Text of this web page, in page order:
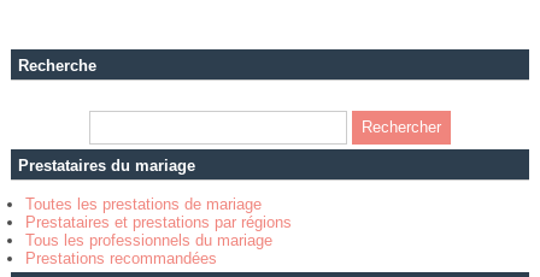
Recherche
Prestataires du mariage
Toutes les prestations de mariage
Prestataires et prestations par régions
Tous les professionnels du mariage
Prestations recommandées